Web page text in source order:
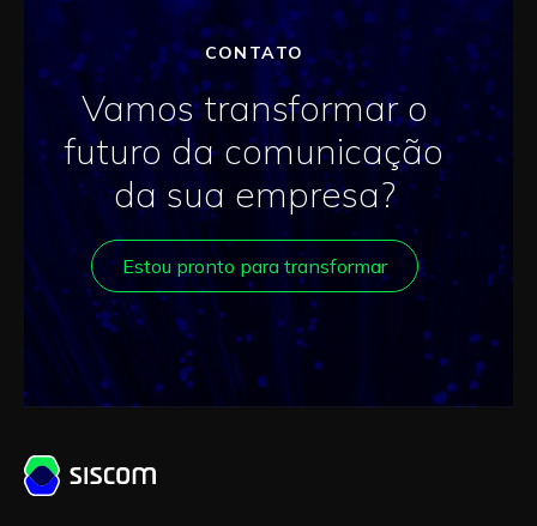
CONTATO
Vamos transformar o
futuro da comunicação
da sua empresa?
Estou pronto para transformar